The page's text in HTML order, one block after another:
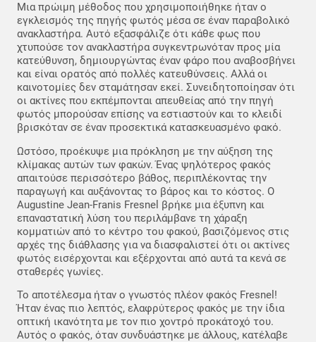
Μια πρώιμη μέθοδος που χρησιμοποιήθηκε ήταν ο
εγκλεισμός της πηγής φωτός μέσα σε έναν παραβολικό
ανακλαστήρα. Αυτό εξασφάλιζε ότι κάθε φως που
χτυπούσε τον ανακλαστήρα συγκεντρωνόταν προς μία
κατεύθυνση, δημιουργώντας έναν φάρο που αναβοσβήνει
και είναι ορατός από πολλές κατευθύνσεις. Αλλά οι
καινοτομίες δεν σταμάτησαν εκεί. Συνειδητοποίησαν ότι
οι ακτίνες που εκπέμπονται απευθείας από την πηγή
φωτός μπορούσαν επίσης να εστιαστούν και το κλειδί
βρισκόταν σε έναν προσεκτικά κατασκευασμένο φακό.
Ωστόσο, προέκυψε μια πρόκληση με την αύξηση της
κλίμακας αυτών των φακών. Ένας ψηλότερος φακός
απαιτούσε περισσότερο βάθος, περιπλέκοντας την
παραγωγή και αυξάνοντας το βάρος και το κόστος. Ο
Augustine Jean-Franis Fresnel βρήκε μια έξυπνη και
επαναστατική λύση του περιλάμβανε τη χάραξη
κομματιών από το κέντρο του φακού, βασιζόμενος στις
αρχές της διάθλασης για να διασφαλιστεί ότι οι ακτίνες
φωτός εισέρχονται και εξέρχονται από αυτά τα κενά σε
σταθερές γωνίες.
Το αποτέλεσμα ήταν ο γνωστός πλέον φακός Fresnel!
Ήταν ένας πιο λεπτός, ελαφρύτερος φακός με την ίδια
οπτική ικανότητα με τον πιο χοντρό προκάτοχό του.
Αυτός ο φακός, όταν συνδυάστηκε με άλλους, κατέλαβε